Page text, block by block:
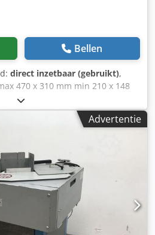
Bellen
direct inzetbaar (gebruikt),
470 x 310 mm min 210 x 148
Snelheid max 90.000 Ex./h
Advertentie